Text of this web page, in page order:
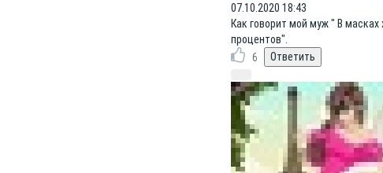
07.10.2020 18:43
Как говорит мой муж " В
процентов".
6